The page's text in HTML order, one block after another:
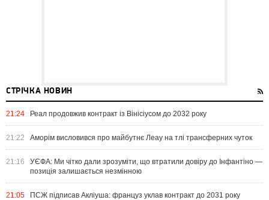
СТРІЧКА НОВИН
21:24 Реал продовжив контракт із Вінісіусом до 2032 року
21:22 Аморім висловився про майбутнє Леау на тлі трансферних чуток
21:16
УЄФА: Ми чітко дали зрозуміти, що втратили довіру до Інфантіно —
позиція залишається незмінною
21:05 ПСЖ підписав Акліуша: француз уклав контракт до 2031 року